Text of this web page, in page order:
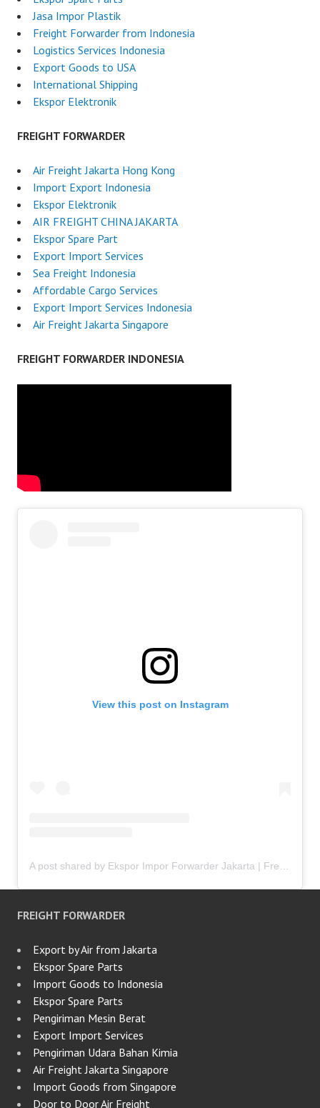
Jasa Impor Plastik
Freight Forwarder from Indonesia
Logistics Services Indonesia
Export Goods to USA
International Shipping
Ekspor Elektronik
FREIGHT FORWARDER
Air Freight Jakarta Hong Kong
Import Export Indonesia
Ekspor Elektronik
AIR FREIGHT CHINA JAKARTA
Ekspor Spare Part
Export Import Services
Sea Freight Indonesia
Affordable Cargo Services
Export Import Services Indonesia
Air Freight Jakarta Singapore
FREIGHT FORWARDER INDONESIA
View this post on Instagram
FREIGHT FORWARDER
Export by Air from Jakarta
Ekspor Spare Parts
Import Goods to Indonesia
Ekspor Spare Parts
Pengiriman Mesin Berat
Export Import Services
Pengiriman Udara Bahan Kimia
Air Freight Jakarta Singapore
Import Goods from Singapore
Door to Door Air Freight